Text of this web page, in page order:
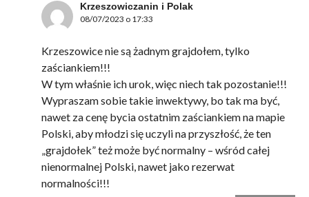
Krzeszowiczanin i Polak
08/07/2023 o 17:33
Krzeszowice nie są żadnym grajdołem, tylko
zaściankiem!!!
W tym właśnie ich urok, więc niech tak pozostanie!!!
Wypraszam sobie takie inwektywy, bo tak ma być,
nawet za cenę bycia ostatnim zaściankiem na mapie
Polski, aby młodzi się uczyli na przyszłość, że ten
„grajdołek” też może być normalny – wśród całej
nienormalnej Polski, nawet jako rezerwat
normalności!!!